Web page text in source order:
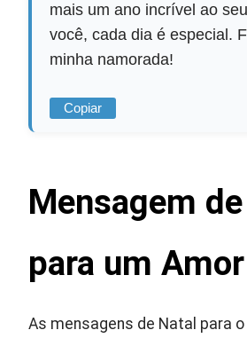
mais um ano incrível ao
você, cada dia é especial.
minha namorada!
Copiar
Mensagem
para um Amor
As mensagens de Natal para